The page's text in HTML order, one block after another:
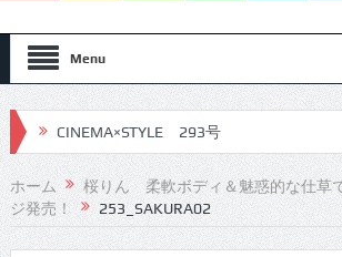
Menu
CINEMA×STYLE 293号
CINEMA×STYLE 292号
CINEMA×STYLE 291号
ホーム
桜りん 柔軟ボディ＆魅惑的な仕草
ジ発売！
253_SAKURA02